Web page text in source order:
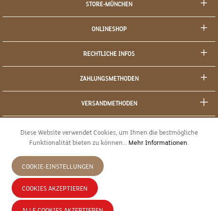
STORE-MÜNCHEN
ONLINESHOP
RECHTLICHE INFOS
ZAHLUNGSMETHODEN
VERSANDMETHODEN
JETZT WIDERRUFEN
* Alle Preise inkl. gesetzl. Mehrwertsteuer zzgl.
Diese Website verwendet Cookies, um Ihnen die bestmögliche
Funktionalität bieten zu können... Mehr Informationen.
COOKIE-EINSTELLUNGEN
COOKIES AKZEPTIEREN